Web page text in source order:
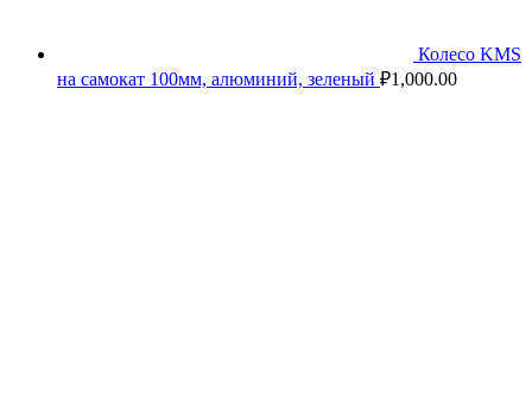
Колесо KMS
на самокат 100мм, алюминий, зеленый ₽1,000.00